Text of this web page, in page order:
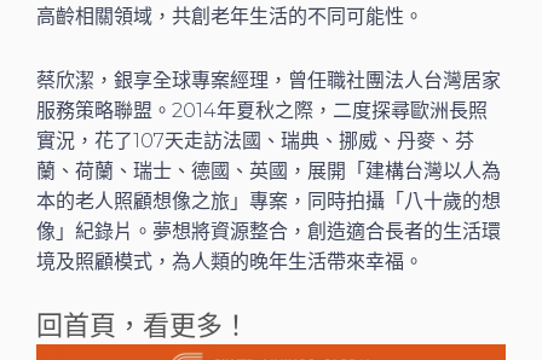
高齡相關領域，共創老年生活的不同可能性。
蔡欣潔，銀享全球專案經理，曾任職社團法人台灣居家
服務策略聯盟。2014年夏秋之際，二度探尋歐洲長照
實況，花了107天走訪法國、瑞典、挪威、丹麥、芬
蘭、荷蘭、瑞士、德國、英國，展開「建構台灣以人為
本的老人照顧想像之旅」專案，同時拍攝「八十歲的想
像」紀錄片。夢想將資源整合，創造適合長者的生活環
境及照顧模式，為人類的晚年生活帶來幸福。
回首頁，看更多！